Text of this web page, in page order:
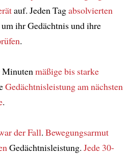
auf. Jeden Tagabsolvierten
ihr Gedächtnis und ihre
.
Minutenmäßige bis starke
Gedächtnisleistungam nächsten
.
der Fall. Bewegungsarmut
Gedächtnisleistung. Jede 30-